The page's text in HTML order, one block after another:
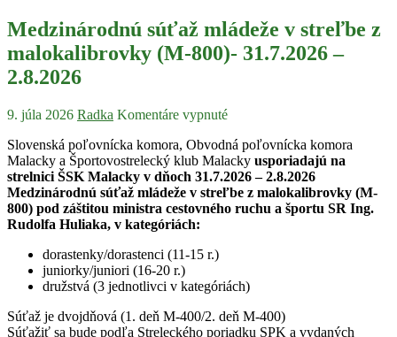
Medzinárodnú súťaž mládeže v streľbe z
malokalibrovky (M-800)- 31.7.2026 –
2.8.2026
9. júla 2026 Radka Komentáre vypnuté
Slovenská poľovnícka komora, Obvodná poľovnícka komora
Malacky a Športovostrelecký klub Malacky usporiadajú na
strelnici ŠSK Malacky v dňoch 31.7.2026 – 2.8.2026
Medzinárodnú súťaž mládeže v streľbe z malokalibrovky (M-
800) pod záštitou ministra cestovného ruchu a športu SR Ing.
Rudolfa Huliaka, v kategóriách:
dorastenky/dorastenci (11-15 r.)
juniorky/juniori (16-20 r.)
družstvá (3 jednotlivci v kategóriách)
Súťaž je dvojdňová (1. deň M-400/2. deň M-400)
Súťažiť sa bude podľa Streleckého poriadku SPK a vydaných